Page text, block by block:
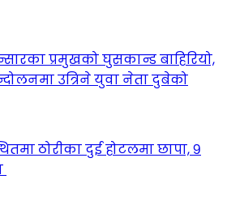
प्रमुखको घुसकान्ड बाहिरियो,
उत्रिने युवा नेता दुबेको
ठोरीका दुई होटलमा छापा, ९